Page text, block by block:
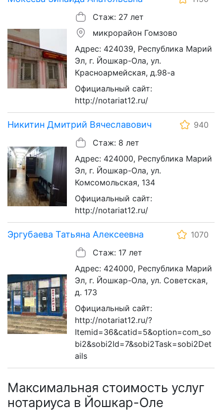
Стаж: 27 лет
микрорайон Гомзово
Адрес: 424039, Республика Марий
Эл, г. Йошкар-Ола, ул.
Красноармейская, д.98-а
Официальный сайт:
http://notariat12.ru/
Никитин Дмитрий Вячеславович
940
Стаж: 8 лет
Адрес: 424000, Республика Марий
Эл, г. Йошкар-Ола, ул.
Комсомольская, 134
Официальный сайт:
http://notariat12.ru/
Эргубаева Татьяна Алексеевна
1070
Стаж: 17 лет
Адрес: 424000, Республика Марий
Эл, г. Йошкар-Ола, ул. Советская,
д. 173
Официальный сайт:
http://notariat12.ru/?
Itemid=36&catid=5&option=com_so
bi2&sobi2Id=7&sobi2Task=sobi2Det
ails
Максимальная стоимость услуг
нотариуса в Йошкар-Оле